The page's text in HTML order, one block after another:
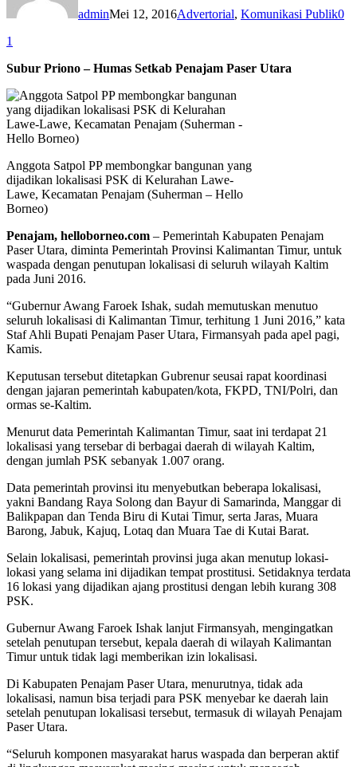
adminMei 12, 2016Advertorial, Komunikasi Publik0
1
Subur Priono – Humas Setkab Penajam Paser Utara
Anggota Satpol PP membongkar bangunan yang
dijadikan lokalisasi PSK di Kelurahan Lawe-
Lawe, Kecamatan Penajam (Suherman – Hello
Borneo)
Penajam, helloborneo.com – Pemerintah Kabupaten Penajam
Paser Utara, diminta Pemerintah Provinsi Kalimantan Timur, untuk
waspada dengan penutupan lokalisasi di seluruh wilayah Kaltim
pada Juni 2016.
“Gubernur Awang Faroek Ishak, sudah memutuskan menutuo
seluruh lokalisasi di Kalimantan Timur, terhitung 1 Juni 2016,” kata
Staf Ahli Bupati Penajam Paser Utara, Firmansyah pada apel pagi,
Kamis.
Keputusan tersebut ditetapkan Gubrenur seusai rapat koordinasi
dengan jajaran pemerintah kabupaten/kota, FKPD, TNI/Polri, dan
ormas se-Kaltim.
Menurut data Pemerintah Kalimantan Timur, saat ini terdapat 21
lokalisasi yang tersebar di berbagai daerah di wilayah Kaltim,
dengan jumlah PSK sebanyak 1.007 orang.
Data pemerintah provinsi itu menyebutkan beberapa lokalisasi,
yakni Bandang Raya Solong dan Bayur di Samarinda, Manggar di
Balikpapan dan Tenda Biru di Kutai Timur, serta Jaras, Muara
Barong, Jabuk, Kajuq, Lotaq dan Muara Tae di Kutai Barat.
Selain lokalisasi, pemerintah provinsi juga akan menutup lokasi-
lokasi yang selama ini dijadikan tempat prostitusi. Setidaknya terdata
16 lokasi yang dijadikan ajang prostitusi dengan lebih kurang 308
PSK.
Gubernur Awang Faroek Ishak lanjut Firmansyah, mengingatkan
setelah penutupan tersebut, kepala daerah di wilayah Kalimantan
Timur untuk tidak lagi memberikan izin lokalisasi.
Di Kabupaten Penajam Paser Utara, menurutnya, tidak ada
lokalisasi, namun bisa terjadi para PSK menyebar ke daerah lain
setelah penutupan lokalisasi tersebut, termasuk di wilayah Penajam
Paser Utara.
“Seluruh komponen masyarakat harus waspada dan berperan aktif